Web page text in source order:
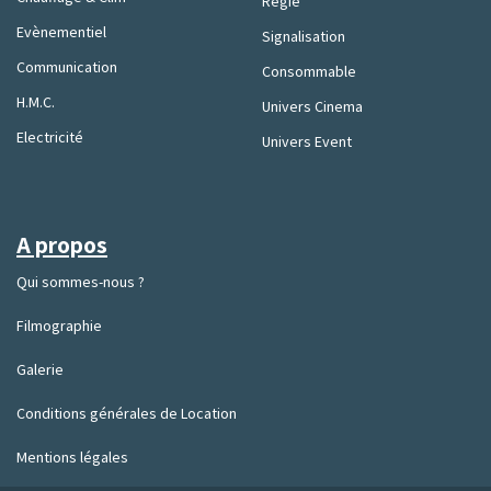
A propos
Qui sommes-nous ?
Filmographie
Galerie
Conditions générales de Location
Mentions légales
Signalisation
Consommable
Univers Cinema
Univers Event
Evènementiel
Communication
H.M.C.
Electricité